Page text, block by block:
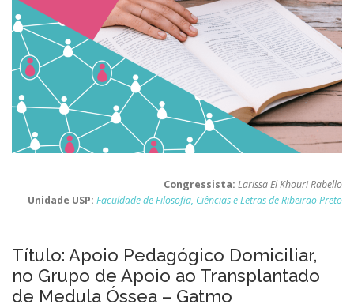
Congressista: Larissa El Khouri Rabello
Unidade USP: Faculdade de Filosofia, Ciências e Letras de Ribeirão Preto
Título: Apoio Pedagógico Domiciliar,
no Grupo de Apoio ao Transplantado
de Medula Óssea – Gatmo